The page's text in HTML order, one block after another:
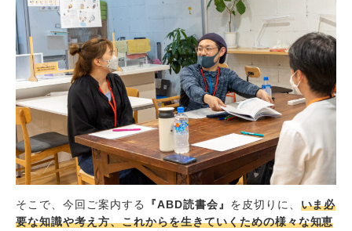
そこで、今回ご案内する 『ABD読書会』 を皮切りに、 いま必
要な知識や考え方、これからを生きていくための様々な知恵